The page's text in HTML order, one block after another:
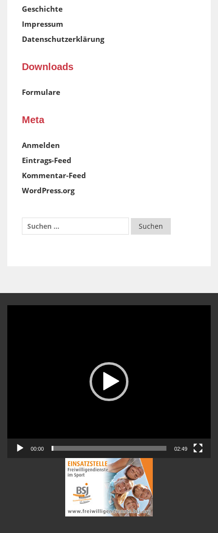
Geschichte
Impressum
Datenschutzerklärung
Downloads
Formulare
Meta
Anmelden
Eintrags-Feed
Kommentar-Feed
WordPress.org
00:00 02:49